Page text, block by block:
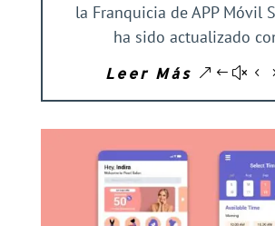
la Franquicia de APP Móvil
ha sido actualizado
Leer Más